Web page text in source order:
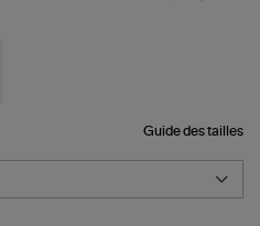
Guide des tailles